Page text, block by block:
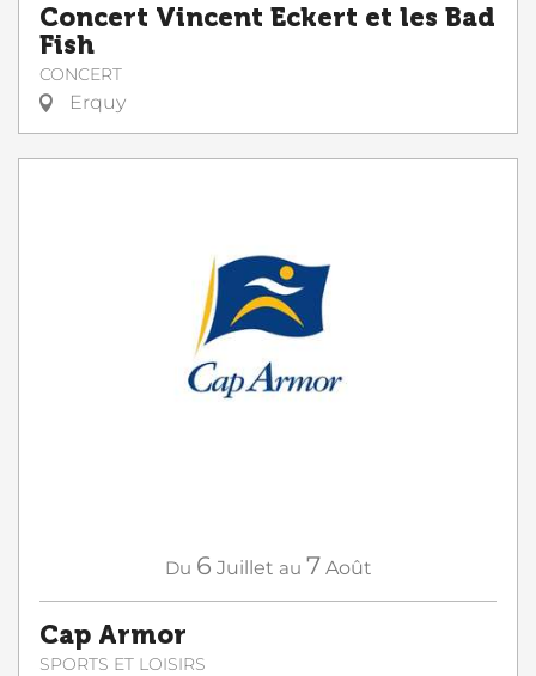
Concert Vincent Eckert et les Bad
Fish
CONCERT
Erquy
Du 6 Juillet au 7 Août
Cap Armor
SPORTS ET LOISIRS